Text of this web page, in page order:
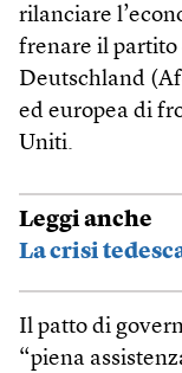
rilanciare
frenare il partito
Deutschland
ed europea di
Uniti.
Leggi anche
La crisi
Il patto di
“piena